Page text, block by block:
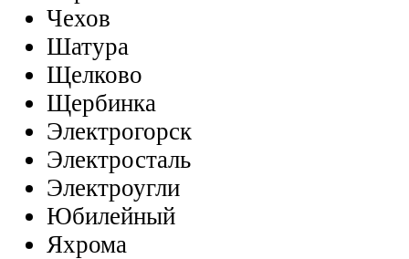
Чехов
Шатура
Щелково
Щербинка
Электрогорск
Электросталь
Электроугли
Юбилейный
Яхрома